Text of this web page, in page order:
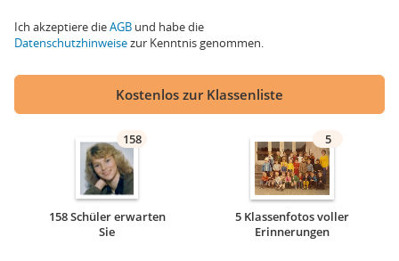
Ich akzeptiere dieAGB und habe die
Datenschutzhinweisezur Kenntnis genommen.
Kostenlos zur Klassenliste
158
158 Schüler erwarten
Sie
5
5 Klassenfotos voller
Erinnerungen